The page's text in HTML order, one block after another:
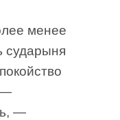
менее
сударыня
—
—